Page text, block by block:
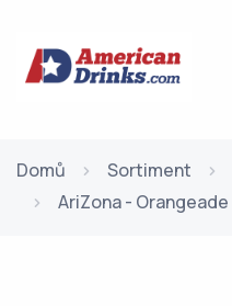
Domů Sortiment
AriZona - Orangeade